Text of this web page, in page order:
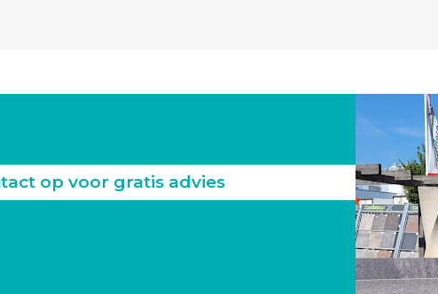
op voor gratis advies